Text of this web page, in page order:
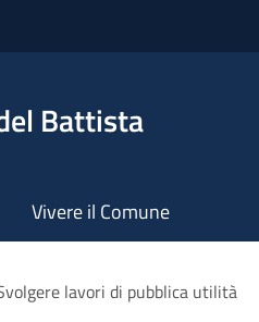
Battista
Vivere il Comune
lavori di pubblica utilità